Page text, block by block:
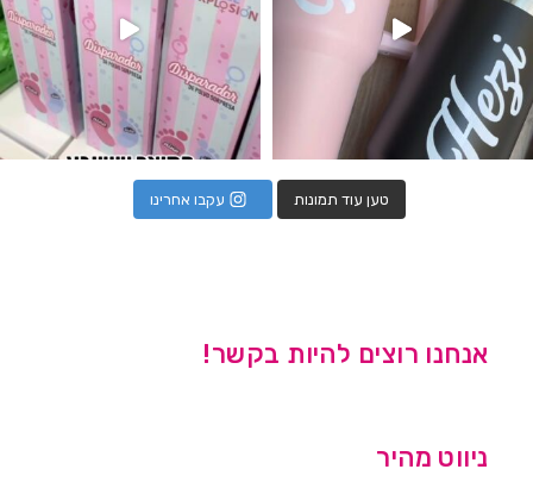
טען עוד תמונות עקבו אחרינו
אנחנו רוצים להיות בקשר!
ניווט מהיר